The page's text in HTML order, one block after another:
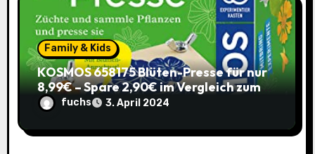
Family & Kids
KOSMOS 658175 Blüten-Presse für nur
8,99€ – Spare 2,90€ im Vergleich zum
alten Preis!
fuchs 3. April 2024